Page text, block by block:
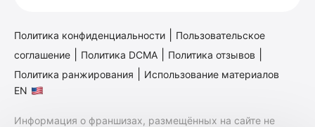
Политика конфиденциальности
Пользовательское
соглашение
Политика DCMA Политика отзывов
Политика ранжирования
Использование материалов
EN
Информация о франшизах, размещённых на сайте не